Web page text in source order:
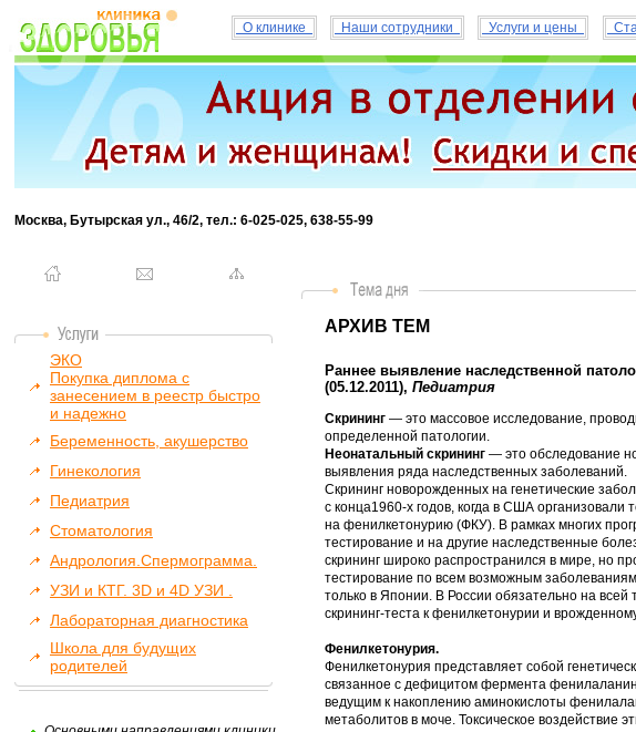
О клинике Наши сотрудники Услуги и цены
Москва, Бутырская ул., 46/2, тел.: 6-025-025, 638-55-99
ЭКО
Покупка диплома с
занесением в реестр быстро
и надежно
Беременность, акушерство
Гинекология
Педиатрия
Стоматология
Андрология.Спермограмма.
УЗИ и КТГ. 3D и 4D УЗИ .
Лабораторная диагностика
Школа для будущих
родителей
АРХИВ ТЕМ
Раннее выявление наследственной
(05.12.2011), Педиатрия
Скрининг — это массовое исследование,
определенной патологии.
Неонатальный скрининг — это обследование
выявления ряда наследственных заболеваний.
Скрининг новорожденных на генетические
с конца1960-х годов, когда в США организовали
на фенилкетонурию (ФКУ). В рамках многих
тестирование и на другие наследственные
скрининг широко распространился в мире, но
тестирование по всем возможным
только в Японии. В России обязательно на всей
скрининг-теста к фенилкетонурии и
Фенилкетонурия.
Фенилкетонурия представляет собой
связанное с дефицитом фермента
ведущим к накоплению аминокислоты
метаболитов в моче. Токсическое воздействие